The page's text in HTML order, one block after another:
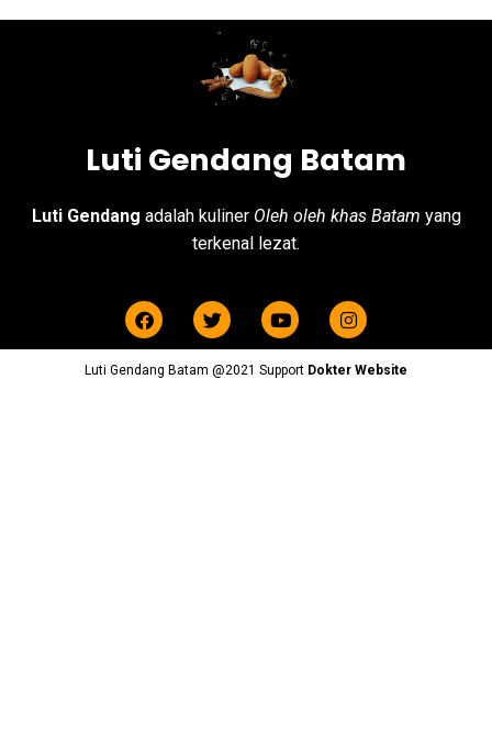
Luti Gendang Batam
Luti Gendang adalah kuliner Oleh oleh khas Batam yang
terkenal lezat.
Luti Gendang Batam @2021 Support Dokter Website